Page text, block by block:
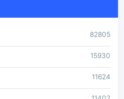
82805
15930
11624